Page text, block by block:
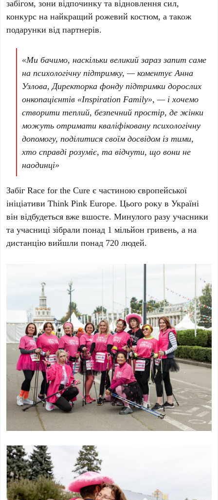
забігом, зони відпочинку та відновлення сил,
конкурс на найкращий рожевий костюм, а також
подарунки від партнерів.
«Ми бачимо, наскільки великий зараз запит саме
на психологічну підтримку, — коментуєАнна
Узлова, Директорка фонду підтримки дорослих
онкопацієнтів «Inspiration Family», — і хочемо
створити теплий, безпечний простір, де жінки
можуть отримати кваліфіковану психологічну
допомогу, поділитися своїм досвідом із тими,
хто справді розуміє, та відчути, що вони не
наодинці»
ЗабігRace for the Cure є частиною європейської
ініціативиThink Pink Europe. Цього року в Україні
він відбудеться вже вшосте. Минулого разу учасники
та учасниці зібрали понад 1 мільйон гривень, а на
дистанцію вийшли понад 720 людей.